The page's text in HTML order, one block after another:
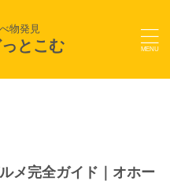
物発見
とこむ
メ完全ガイド｜オホー